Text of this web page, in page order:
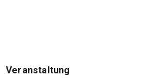
Veranstaltung